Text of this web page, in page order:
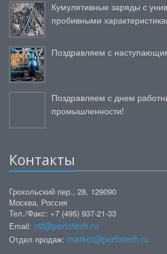
Кумулятивные заряды с
пробивными
Поздравляем с
Поздравляем с днем
промышленности!
Контакты
Грохольский пер., 28, 129090
Москва, Россия
Тел./Факс: +7 (495) 937-21-33
Email: ntf@perfotech.ru
Отдел продаж: market@perfotech.ru